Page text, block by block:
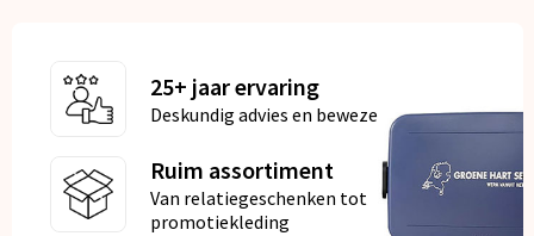
25+ jaar ervaring
Deskundig advies en bewezen kwaliteit
Ruim assortiment
Van relatiegeschenken tot
promotiekleding